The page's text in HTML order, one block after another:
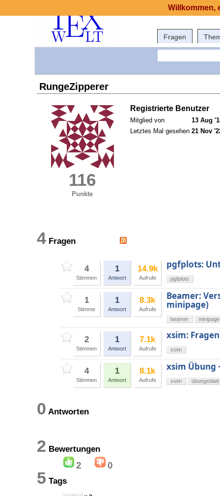
Fragen
RungeZipperer
116
Punkte
Registrierte Benutzer
Mitglied von
13 Aug
Letztes Mal gesehen 21 Nov
4 Fragen
4
Stimmen
1
Antwort
14.9k
Aufrufe
pgfplots:
pgfplots
1
Stimme
1
Antwort
8.3k
Aufrufe
Beamer:
minipage)
beamer minipage
2
Stimmen
1
Antwort
7.1k
Aufrufe
xsim:
xsim
4
Stimmen
1
Antwort
8.1k
Aufrufe
xsim Übung
xsim übungsblatt
0 Antworten
2 Bewertungen
2 0
5 Tags
Willkommen,